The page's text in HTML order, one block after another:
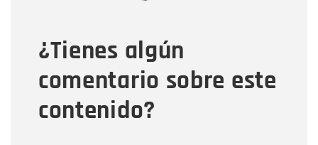
¿Tienes algún
comentario sobre este
contenido?
Mensaje